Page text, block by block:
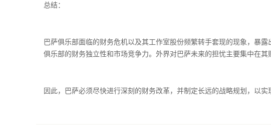
总结：
巴萨俱乐部面临的财务危机以及其工作室股份频繁转手套现的现象，暴
俱乐部的财务独立性和市场竞争力。外界对巴萨未来的担忧主要集中在
因此，巴萨必须尽快进行深刻的财务改革，并制定长远的战略规划，以